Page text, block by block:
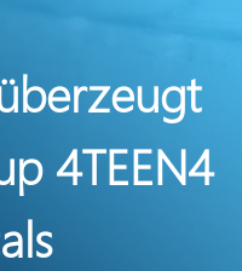
4TEEN4